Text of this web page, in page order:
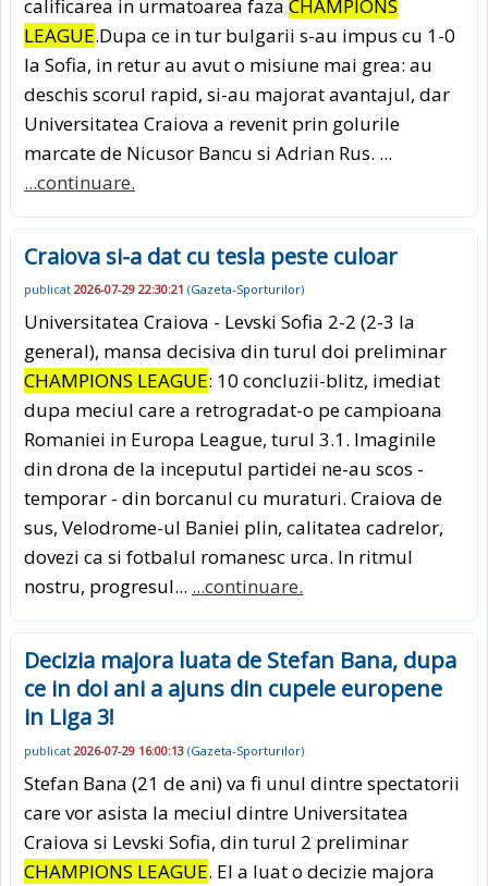
calificarea in urmatoarea faza CHAMPIONS
LEAGUE.Dupa ce in tur bulgarii s-au impus cu 1-0
la Sofia, in retur au avut o misiune mai grea: au
deschis scorul rapid, si-au majorat avantajul, dar
Universitatea Craiova a revenit prin golurile
marcate de Nicusor Bancu si Adrian Rus. ...
...continuare.
Craiova si-a dat cu tesla peste culoar
publicat 2026-07-29 22:30:21 (Gazeta-Sporturilor)
Universitatea Craiova - Levski Sofia 2-2 (2-3 la
general), mansa decisiva din turul doi preliminar
CHAMPIONS LEAGUE: 10 concluzii-blitz, imediat
dupa meciul care a retrogradat-o pe campioana
Romaniei in Europa League, turul 3.1. Imaginile
din drona de la inceputul partidei ne-au scos -
temporar - din borcanul cu muraturi. Craiova de
sus, Velodrome-ul Baniei plin, calitatea cadrelor,
dovezi ca si fotbalul romanesc urca. In ritmul
nostru, progresul... ...continuare.
Decizia majora luata de Stefan Bana, dupa
ce in doi ani a ajuns din cupele europene
in Liga 3!
publicat 2026-07-29 16:00:13 (Gazeta-Sporturilor)
Stefan Bana (21 de ani) va fi unul dintre spectatorii
care vor asista la meciul dintre Universitatea
Craiova si Levski Sofia, din turul 2 preliminar
CHAMPIONS LEAGUE. El a luat o decizie majora